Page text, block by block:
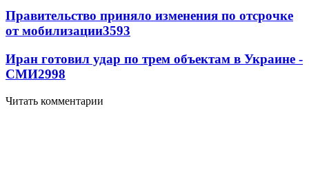
Правительство приняло изменения по отсрочке
от мобилизации3593
Иран готовил удар по трем объектам в Украине -
СМИ2998
Читать комментарии